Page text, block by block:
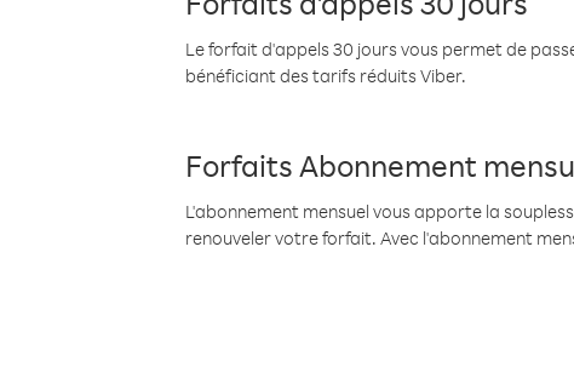
Le forfait d'appels 30 jours vous permet de
bénéficiant des tarifs réduits Viber.
Forfaits Abonnement
L'abonnement mensuel vous apporte la
renouveler votre forfait. Avec l'abonnement